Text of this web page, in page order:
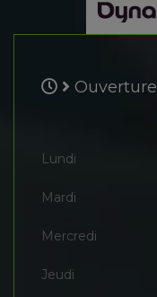
Ouverture
Lundi
Mardi
Mercredi
Jeudi